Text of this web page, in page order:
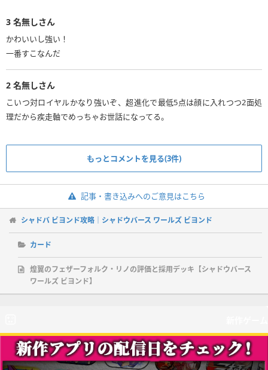
3 名無しさん
かわいいし強い！
一番すこなんだ
2 名無しさん
こいつ対ロイヤルかなり強いぞ、超進化で最低5点は顔に入れつつ2面処
理だから疾走軸でめっちゃお世話になってる。
もっとコメントを見る(3件)
記事・書き込みへのご意見はこちら
シャドバ ビヨンド攻略｜シャドウバース ワールズ ビヨンド
カード
煌翼のフェザーフォルク・リノの評価と採用デッキ【シャドウバース
ワールズ ビヨンド】